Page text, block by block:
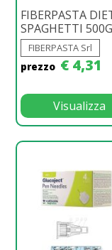
FIBERPASTA
SPAGHETTI 500G
FIBERPASTA Srl
prezzo € 4,31
Visualizza